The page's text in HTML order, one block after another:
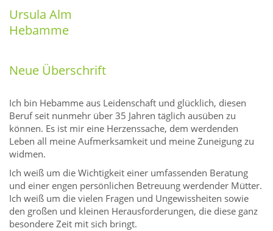
Ursula Alm
Hebamme
Neue Überschrift
Ich bin Hebamme aus Leidenschaft und glücklich, diesen
Beruf seit nunmehr über 35 Jahren täglich ausüben zu
können. Es ist mir eine Herzenssache, dem werdenden
Leben all meine Aufmerksamkeit und meine Zuneigung zu
widmen.
Ich weiß um die Wichtigkeit einer umfassenden Beratung
und einer engen persönlichen Betreuung werdender Mütter.
Ich weiß um die vielen Fragen und Ungewissheiten sowie
den großen und kleinen Herausforderungen, die diese ganz
besondere Zeit mit sich bringt.